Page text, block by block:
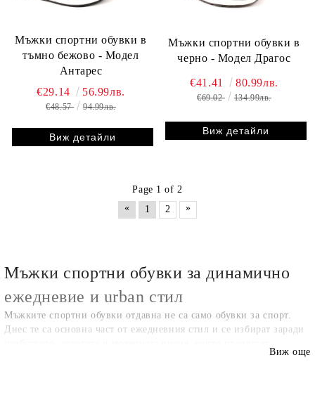
Мъжки спортни обувки в
тъмно бежово - Модел
Антарес
€29.14 56.99лв.
€48.57 94.99лв.
Виж детайли
Мъжки спортни обувки в
черно - Модел Драгос
€41.41 80.99лв.
€69.02 134.99лв.
Виж детайли
Page 1 of 2
«
1 2 »
Мъжки спортни обувки за динамично
ежедневие и urban стил
Мъжките спортни обувки отдавна не са само обувки за спорт.
Днес те са основна част от ежедневния стил и се избират заради
В 1001obuvki.com ще откриете селекция от мъжки спортни
Виж още